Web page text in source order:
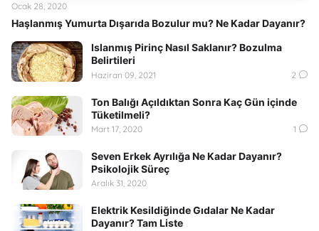
Haşlanmış Yumurta Dışarıda Bozulur mu? Ne Kadar Dayanır?
Ocak 28, 2020
Islanmış Pirinç Nasıl Saklanır? Bozulma
Belirtileri
Haziran 09, 2021 2
Ton Balığı Açıldıktan Sonra Kaç Gün içinde
Tüketilmeli?
Mart 17, 2020 1
Seven Erkek Ayrılığa Ne Kadar Dayanır?
Psikolojik Süreç
Aralık 31, 2020
Elektrik Kesildiğinde Gıdalar Ne Kadar
Dayanır? Tam Liste